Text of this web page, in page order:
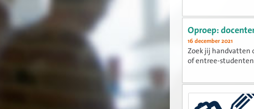
Oproep:
16 december 2021
Zoek jij handvatten
of entree-